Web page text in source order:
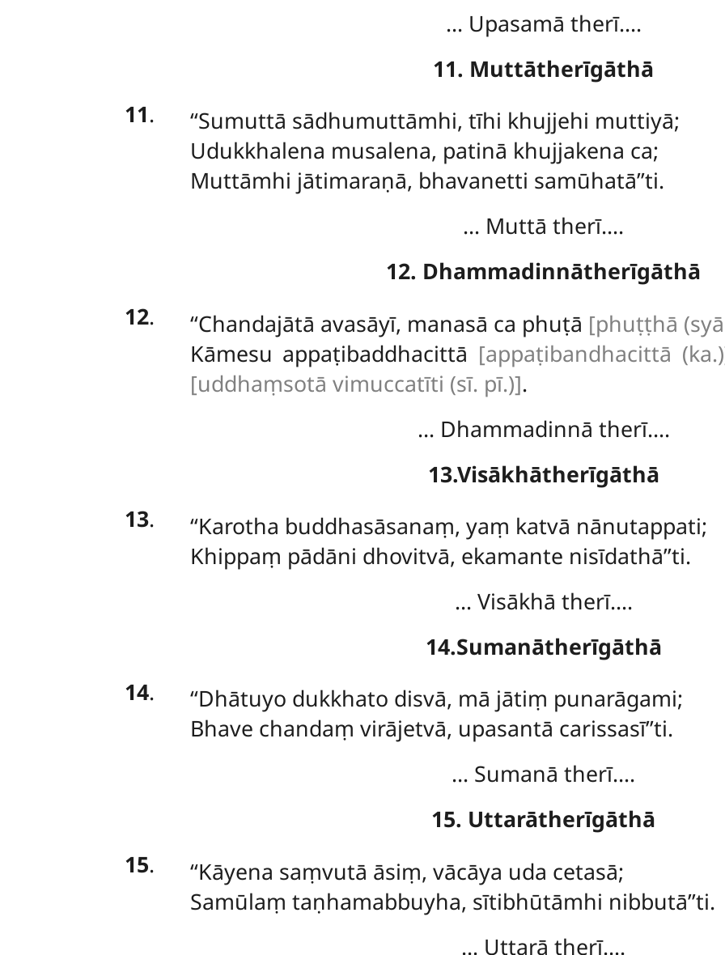
… Upasamā therī….
11. Muttātherīgāthā
11. ‘‘Sumuttā sādhumuttāmhi, tīhi khujjehi muttiyā;
Udukkhalena musalena, patinā khujjakena ca;
Muttāmhi jātimaraṇā, bhavanetti samūhatā’’ti.
… Muttā therī….
12. Dhammadinnātherīgāthā
12. ‘‘Chandajātā avasāyī, manasā ca phuṭā [phuṭṭhā
Kāmesu appaṭibaddhacittā [appaṭibandhacittā
[uddhaṃsotā vimuccatīti (sī. pī.)].
… Dhammadinnā therī….
13.Visākhātherīgāthā
13. ‘‘Karotha buddhasāsanaṃ, yaṃ katvā nānutappati;
Khippaṃ pādāni dhovitvā, ekamante nisīdathā’’ti.
… Visākhā therī….
14.Sumanātherīgāthā
14.
‘‘Dhātuyo dukkhato disvā, mā jātiṃ punarāgami;
Bhave chandaṃ virājetvā, upasantā carissasī’’ti.
… Sumanā therī….
15. Uttarātherīgāthā
15. ‘‘Kāyena saṃvutā āsiṃ, vācāya uda cetasā;
Samūlaṃ taṇhamabbuyha, sītibhūtāmhi nibbutā’’ti.
… Uttarā therī….